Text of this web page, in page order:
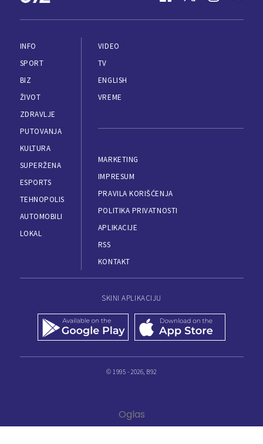
INFO
SPORT
BIZ
ŽIVOT
ZDRAVLJE
PUTOVANJA
KULTURA
SUPERŽENA
ESPORTS
TEHNOPOLIS
AUTOMOBILI
LOKAL
VIDEO
TV
ENGLISH
VREME
MARKETING
IMPRESUM
PRAVILA KORIŠĆENJA
POLITIKA PRIVATNOSTI
APLIKACIJE
RSS
KONTAKT
SKINI APLIKACIJU
© 1995 - 2026, B92